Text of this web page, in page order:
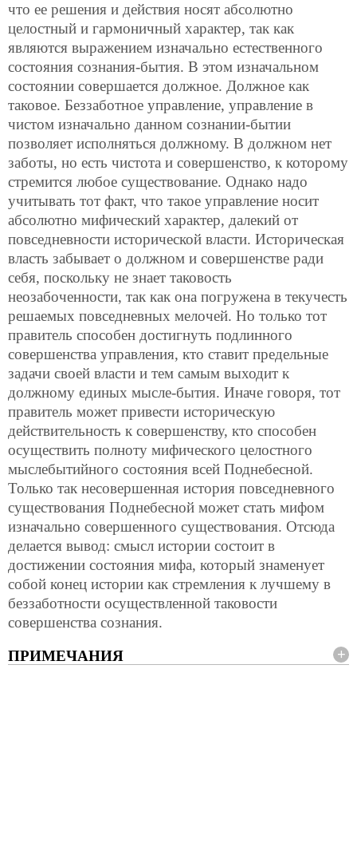
что ее решения и действия носят абсолютно
целостный и гармоничный характер, так как
являются выражением изначально естественного
состояния сознания-бытия. В этом изначальном
состоянии совершается должное. Должное как
таковое. Беззаботное управление, управление в
чистом изначально данном сознании-бытии
позволяет исполняться должному. В должном нет
заботы, но есть чистота и совершенство, к которому
стремится любое существование. Однако надо
учитывать тот факт, что такое управление носит
абсолютно мифический характер, далекий от
повседневности исторической власти. Историческая
власть забывает о должном и совершенстве ради
себя, поскольку не знает таковость
неозабоченности, так как она погружена в текучесть
решаемых повседневных мелочей. Но только тот
правитель способен достигнуть подлинного
совершенства управления, кто ставит предельные
задачи своей власти и тем самым выходит к
должному единых мысле-бытия. Иначе говоря, тот
правитель может привести историческую
действительность к совершенству, кто способен
осуществить полноту мифического целостного
мыслебытийного состояния всей Поднебесной.
Только так несовершенная история повседневного
существования Поднебесной может стать мифом
изначально совершенного существования. Отсюда
делается вывод: смысл истории состоит в
достижении состояния мифа, который знаменует
собой конец истории как стремления к лучшему в
беззаботности осуществленной таковости
совершенства сознания.
ПРИМЕЧАНИЯ